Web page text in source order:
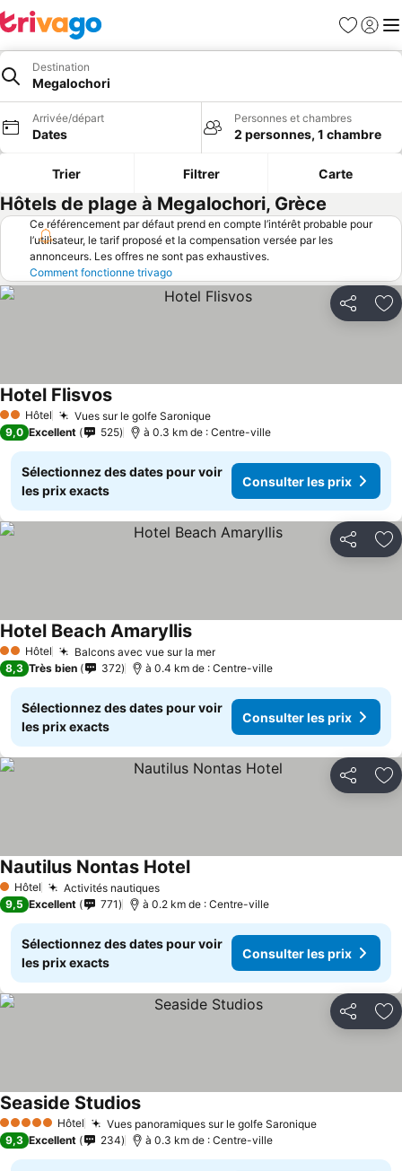
Favoris
Se
Destination
Megalochori
Arrivée/départ
Dates
Personnes et chambres
2 personnes, 1 chambre
Trier Filtrer Carte
Hôtels de plage à Megalochori, Grèce
Ce référencement par défaut prend en compte l’intérêt probable pour
l’utilisateur, le tarif proposé et la compensation versée par les
annonceurs. Les offres ne sont pas exhaustives.
Comment fonctionne trivago
Partager
2 Étoiles
Hôtel Vues sur le golfe Saronique
Hotel Flisvos
9,0 Excellent 525 à 0.3 km de : Centre-ville
Sélectionnez des dates pour voir
les prix exacts
Consulter les prix
Partager
2 Étoiles
Hôtel Balcons avec vue sur la mer
Hotel Beach Amaryllis
8,3 Très bien 372 à 0.4 km de : Centre-ville
Sélectionnez des dates pour voir
les prix exacts
Consulter les prix
Partager
1 Étoiles
Hôtel Activités nautiques
Nautilus Nontas Hotel
9,5 Excellent 771 à 0.2 km de : Centre-ville
Sélectionnez des dates pour voir
les prix exacts
Consulter les prix
Partager
5 Étoiles Hôtel Vues panoramiques sur le golfe Saronique
Seaside Studios
9,3 Excellent 234 à 0.3 km de : Centre-ville